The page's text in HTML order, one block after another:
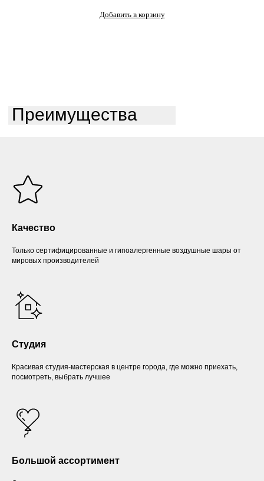
Добавить в корзину
Преимущества
Качество
Только сертифицированные и гипоалергенные воздушные шары от
мировых производителей
Студия
Красивая студия-мастерская в центре города, где можно приехать,
посмотреть, выбрать лучшее
Большой ассортимент